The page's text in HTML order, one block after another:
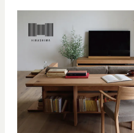
MEITO
名東店
プライ
特定
中川店
住所
〒454-
本町1-